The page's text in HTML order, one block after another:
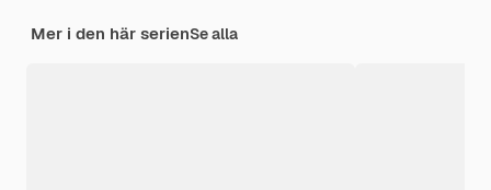
Mer i den här serienSe alla